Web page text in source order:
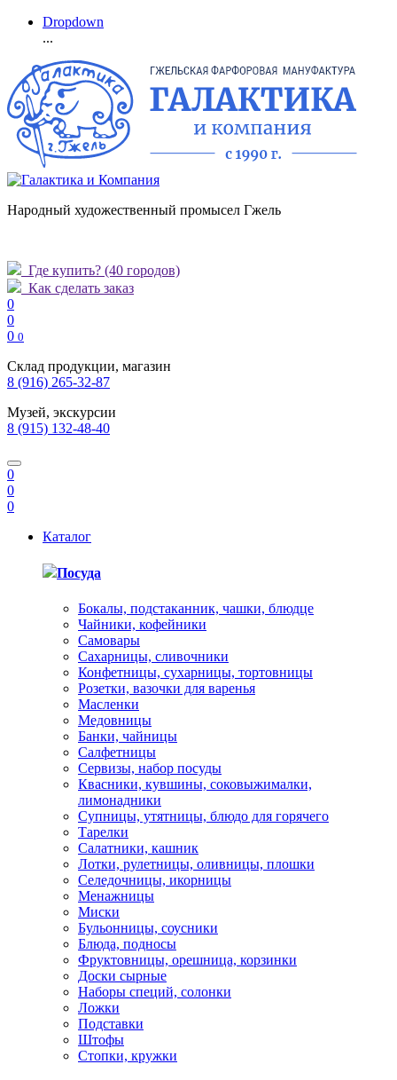
Dropdown
...
Народный художественный промысел Гжель
Где купить? (40 городов)
Как сделать заказ
0
0
0 0
Склад продукции, магазин
8 (916) 265-32-87
Музей, экскурсии
8 (915) 132-48-40
0
0
0
Каталог
Посуда
Бокалы, подстаканник, чашки, блюдце
Чайники, кофейники
Самовары
Сахарницы, сливочники
Конфетницы, сухарницы, тортовницы
Розетки, вазочки для варенья
Масленки
Медовницы
Банки, чайницы
Салфетницы
Сервизы, набор посуды
Квасники, кувшины, соковыжималки,
лимонадники
Супницы, утятницы, блюдо для горячего
Тарелки
Салатники, кашник
Лотки, рулетницы, оливницы, плошки
Селедочницы, икорницы
Менажницы
Миски
Бульонницы, соусники
Блюда, подносы
Фруктовницы, орешница, корзинки
Доски сырные
Наборы специй, солонки
Ложки
Подставки
Штофы
Стопки, кружки